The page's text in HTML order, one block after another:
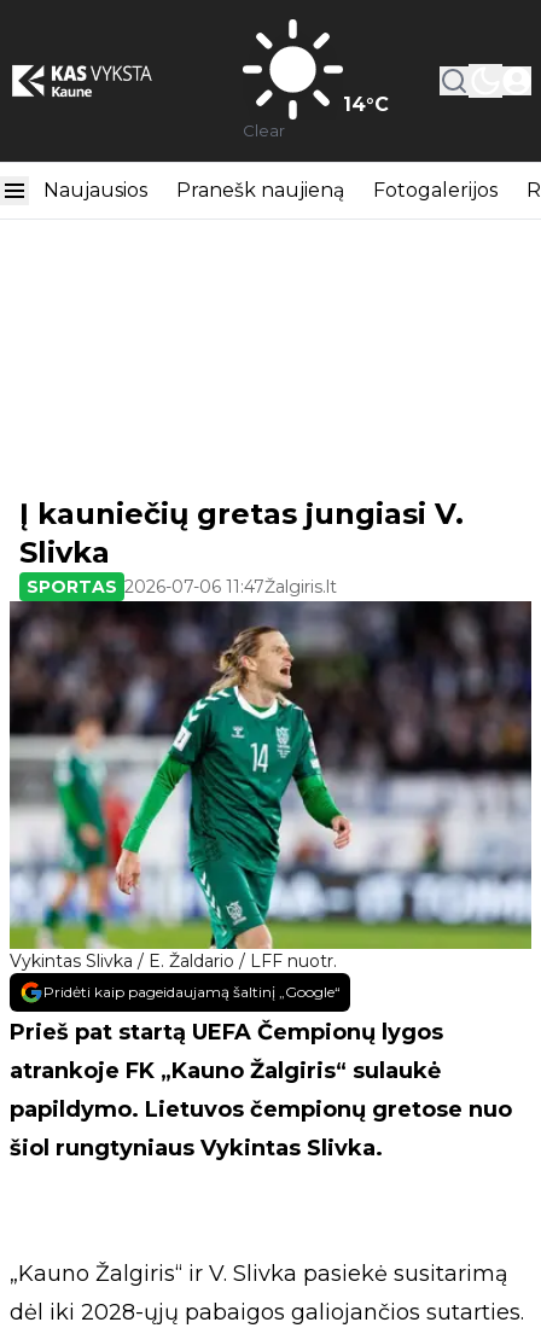
14°C
Clear
Naujausios Pranešk naujieną Fotogalerijos
Vykintas Slivka / E. Žaldario / LFF nuotr.
Į kauniečių gretas jungiasi V.
Slivka
SPORTAS 2026-07-06 11:47Žalgiris.lt
Pridėti kaip pageidaujamą šaltinį „Google“
Prieš pat startą UEFA Čempionų lygos
atrankoje FK „Kauno Žalgiris“ sulaukė
papildymo. Lietuvos čempionų gretose nuo
šiol rungtyniaus Vykintas Slivka.
„Kauno Žalgiris“ ir V. Slivka pasiekė susitarimą
dėl iki 2028-ųjų pabaigos galiojančios sutarties.